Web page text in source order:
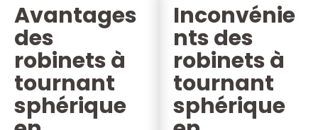
Avantages
des
robinets à
tournant
sphérique
Inconvénie
nts des
robinets à
tournant
sphérique